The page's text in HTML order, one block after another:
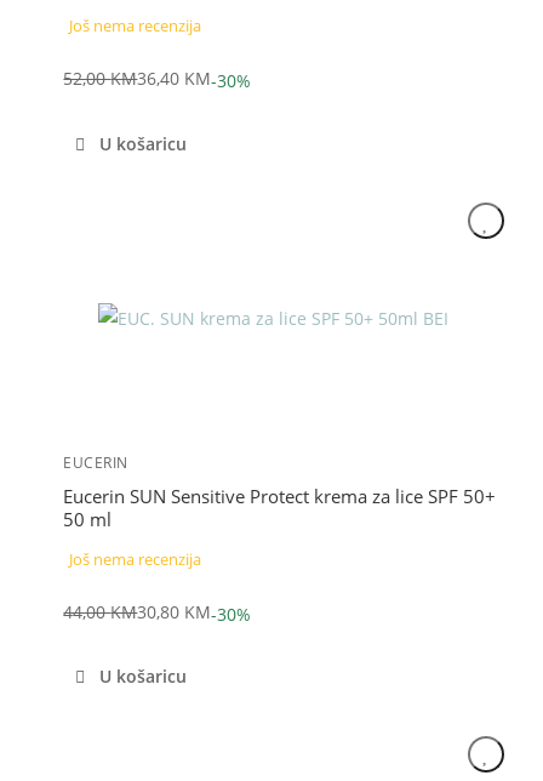
Još nema recenzija
52,00KM
Izvorna
bila
36,40 KM
Trenutna
je:
-30%
U košaricu
EUCERIN
Eucerin SUN Sensitive Protect krema za lice SPF 50+
50 ml
Još nema recenzija
44,00KM
Izvorna
bila
30,80 KM
Trenutna
je:
-30%
U košaricu